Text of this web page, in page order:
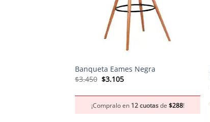
Banqueta Eames Negra
$3.450 El
$3.450.
$3.105El
$3.105.
¡Compralo en 12 cuotasde $288!